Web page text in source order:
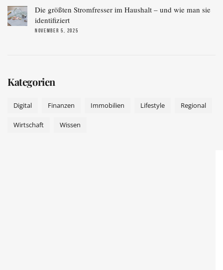
Die größten Stromfresser im Haushalt – und wie man sie
identifiziert
NOVEMBER 5, 2025
Kategorien
Digital Finanzen Immobilien Lifestyle Regional
Wirtschaft Wissen